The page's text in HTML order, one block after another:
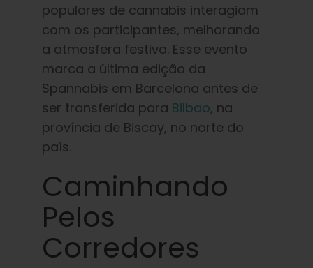
populares de cannabis interagiam
com os participantes, melhorando
a atmosfera festiva. Esse evento
marca a última edição da
Spannabis em Barcelona antes de
ser transferida para Bilbao, na
província de Biscay, no norte do
país.
Caminhando
Pelos
Corredores